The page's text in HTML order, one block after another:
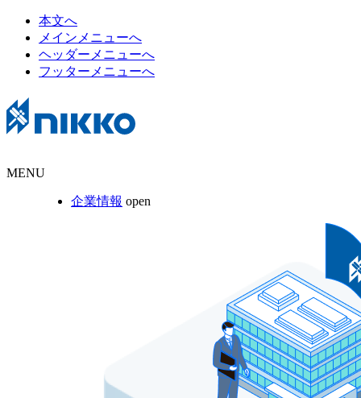
本文へ
メインメニューへ
ヘッダーメニューへ
フッターメニューへ
MENU
企業情報 open